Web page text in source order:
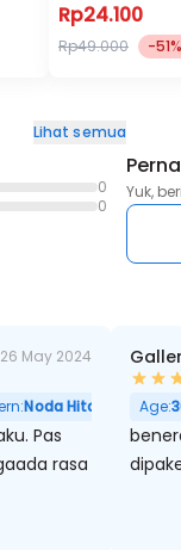
Rp24.100
Rp49.000 -51%
Lihat semua
0
0
Yuk,
26 May 2024
Noda Hitam,
Pas
rasa
Age: